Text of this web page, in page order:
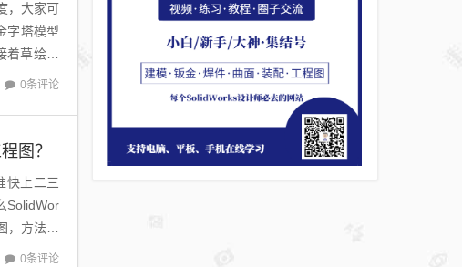
，大家可
字塔模型
草绘正
0条评论
图？
快上二三
SolidWor
方法如
0条评论